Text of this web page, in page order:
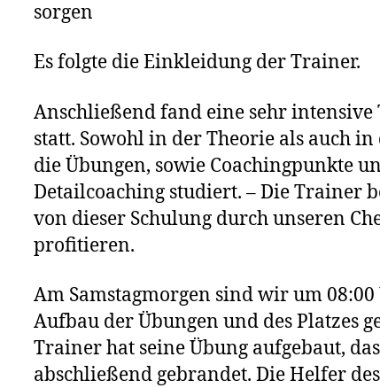
sorgen
Es folgte die Einkleidung der Trainer.
Anschließend fand eine sehr
statt. Sowohl in der Theorie als auch
die Übungen, sowie Coachingpunkte
Detailcoaching studiert. – Die Trainer
von dieser Schulung durch unseren
profitieren.
Am Samstagmorgen sind wir um
Aufbau der Übungen und des Platzes
Trainer hat seine Übung aufgebaut,
abschließend gebrandet. Die Helfer